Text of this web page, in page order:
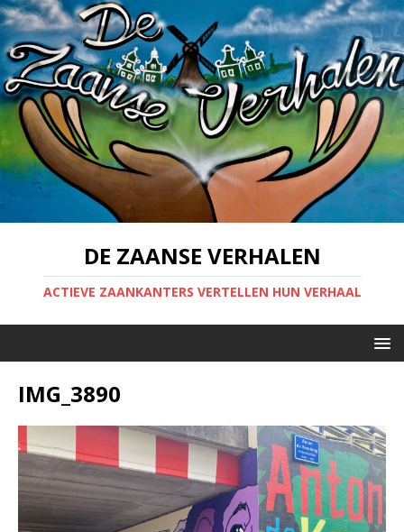
DE ZAANSE VERHALEN
ACTIEVE ZAANKANTERS VERTELLEN HUN VERHAAL
IMG_3890